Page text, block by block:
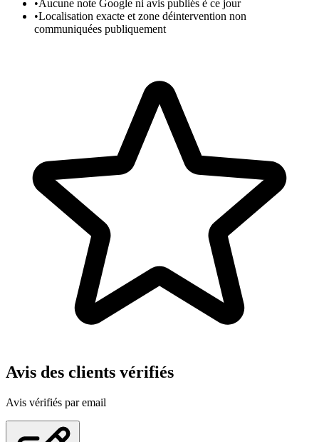
•Aucune note Google ni avis publiés è ce jour
•Localisation exacte et zone déintervention non
communiquées publiquement
Avis des clients vérifiés
Avis vérifiés par email